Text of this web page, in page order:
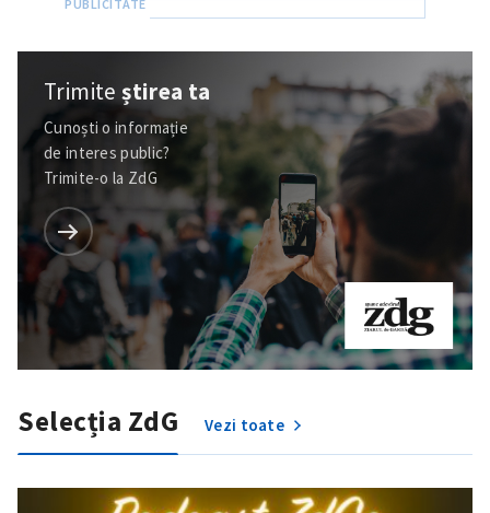
Trimiteștirea ta
Cunoști o informație
de interes public?
Trimite-o la ZdG
Selecția ZdG Vezi toate